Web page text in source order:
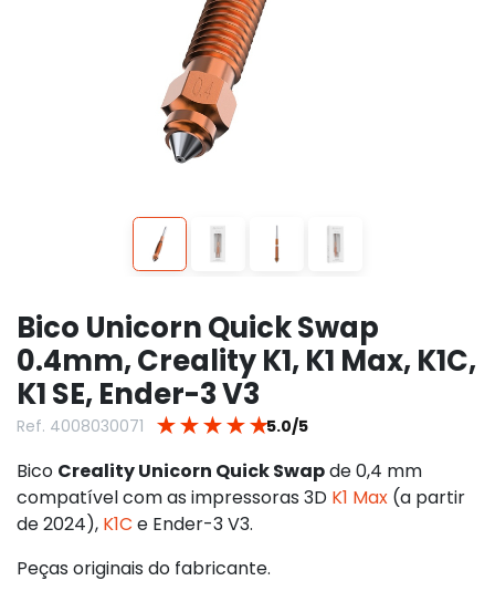
Bico Unicorn Quick Swap
0.4mm, Creality K1, K1 Max, K1C,
K1 SE, Ender-3 V3
Ref. 4008030071 ★ ★ ★ ★ ★5.0/5
Bico Creality Unicorn Quick Swapde 0,4 mm
compatível com as impressoras 3D K1 Max (a partir
de 2024), K1C e Ender-3 V3.
Peças originais do fabricante.